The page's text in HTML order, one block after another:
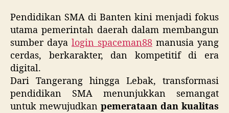
di
Tengah
Pertumbuhan
Daerah
Pendidikan SMA di Banten kini menjadi fokus
utama pemerintah daerah dalam membangun
sumber daya login spaceman88 manusia yang
cerdas, berkarakter, dan kompetitif di era
digital.
Dari Tangerang hingga Lebak, transformasi
pendidikan SMA menunjukkan semangat
untuk mewujudkan pemerataan dan kualitas